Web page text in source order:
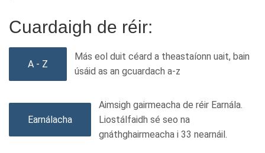
Cuardaigh de réir:
A - Z
Más eol duit céard a theastaíonn uait, bain
úsáid as an gcuardach a-z
Earnálacha
Aimsigh gairmeacha de réir Earnála.
Liostálfaidh sé seo na
gnáthghairmeacha i 33 nearnáil.